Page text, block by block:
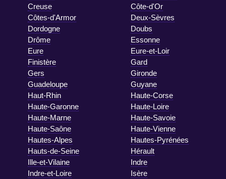
Creuse
Côte-d'Or
Côtes-d'Armor
Deux-Sèvres
Dordogne
Doubs
Drôme
Essonne
Eure
Eure-et-Loir
Finistère
Gard
Gers
Gironde
Guadeloupe
Guyane
Haut-Rhin
Haute-Corse
Haute-Garonne
Haute-Loire
Haute-Marne
Haute-Savoie
Haute-Saône
Haute-Vienne
Hautes-Alpes
Hautes-Pyrénées
Hauts-de-Seine
Hérault
Ille-et-Vilaine
Indre
Indre-et-Loire
Isère